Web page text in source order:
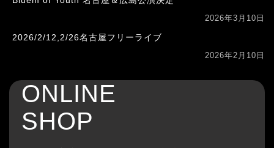
2026年3月10日
2026/2/12,2/26名古屋フリーライブ
2026年2月10日
ONLINE
SHOP